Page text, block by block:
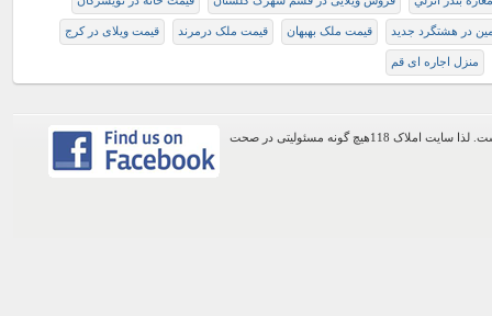
در هشتگرد جدید قیمت ملک بهبهان قیمت ملک درمرند قیمت ویلای در کرج
منزل اجاره ای قم
اطلاعات موجود در این وب سایت از طریق کاربران عمومی سایت ثبت شده است. لذا سایت املاک 118هیچ گونه مسئولیتی در صحت